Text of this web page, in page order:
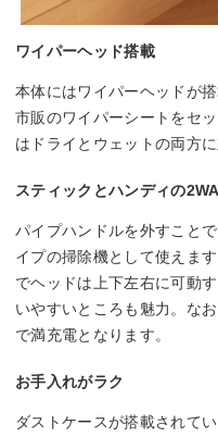
ワイパーヘッド搭載
本体にはワイパーヘッドが
市販のワイパーシートをセ
はドライとウェットの両方に
スティックとハンディの
パイプハンドルを外すこと
イプの掃除機として使えま
でヘッドは上下左右に可動
いやすいところも魅力。な
で満充電となります。
お手入れがラク
ダストケースが搭載されて